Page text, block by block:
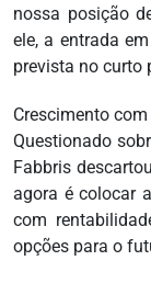
nossa posição
ele, a entrada
prevista no curto
Crescimento
Questionado
Fabbris
agora é colocar
com
opções para o